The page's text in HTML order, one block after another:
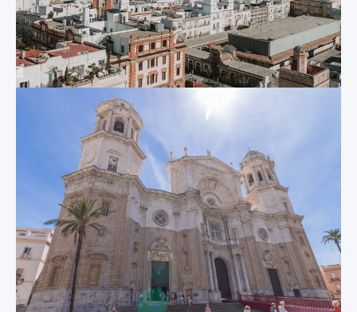
vues encore plus
époustouflantes de
la ville.
Le Château de
Santa Catalina
Originally a fortress
that was
constructed in the
17
thcentury, this
seaside castle now
houses a modern art
gallery.
La liste des sites
cités ci-dessus ne
fait qu'effleurer en
surface ce que Cadix
ville et la province
et vos élèves
trouverez une
abondance d'autres
lieux à visiter,
notamment des
ruines romaines, des
palais, des
monuments, des
musées et encore